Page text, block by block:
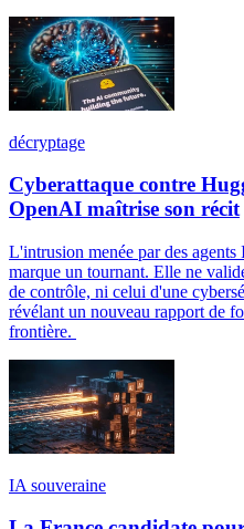
décryptage
Cyberattaque contre
OpenAI maîtrise son récit
L'intrusion menée par des
marque un tournant. Elle ne
de contrôle, ni celui d'une
révélant un nouveau rapport de
frontière.
IA souveraine